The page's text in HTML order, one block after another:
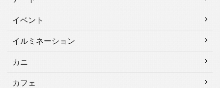
イベント
イルミネーション
カニ
カフェ